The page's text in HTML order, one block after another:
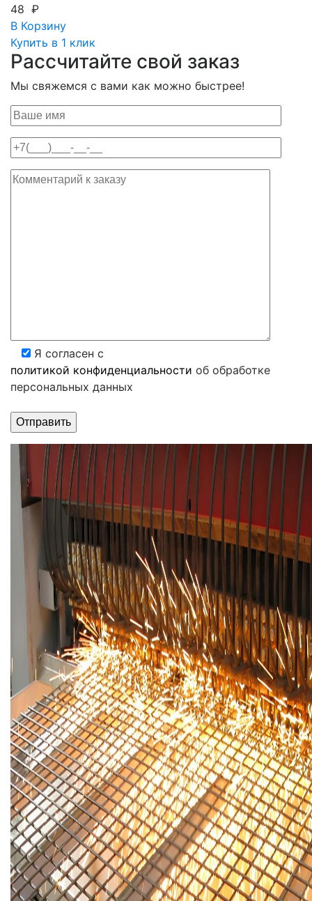
48 ₽
В Корзину
Купить в 1 клик
Рассчитайте свой заказ
Мы свяжемся с вами как можно быстрее!
Я согласен с
политикой конфиденциальности об обработке
персональных данных